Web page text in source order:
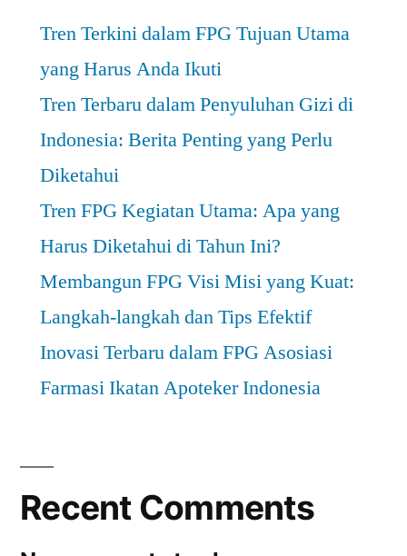
Tren Terkini dalam FPG Tujuan Utama
yang Harus Anda Ikuti
Tren Terbaru dalam Penyuluhan Gizi di
Indonesia: Berita Penting yang Perlu
Diketahui
Tren FPG Kegiatan Utama: Apa yang
Harus Diketahui di Tahun Ini?
Membangun FPG Visi Misi yang Kuat:
Langkah-langkah dan Tips Efektif
Inovasi Terbaru dalam FPG Asosiasi
Farmasi Ikatan Apoteker Indonesia
Recent Comments